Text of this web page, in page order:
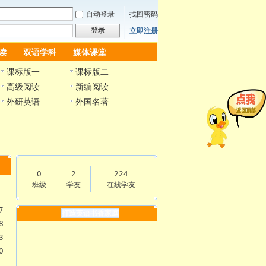
自动登录
找回密码
登录 立即注册
双语学科 媒体课堂
课标版一
课标版二
高级阅读
新编阅读
外研英语 外国名著
0
班级
2
学友
224
在线学友